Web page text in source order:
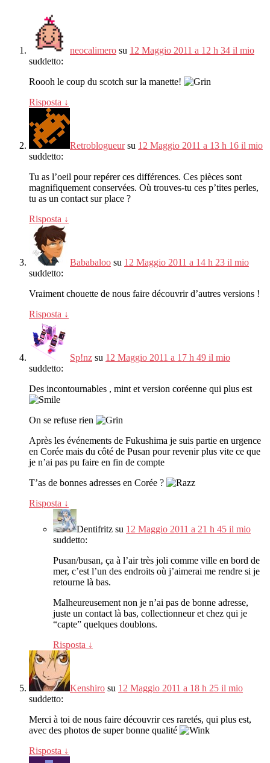
neocalimero su 12 Maggio 2011 a 12 h 34 il mio
suddetto:
Roooh le coup du scotch sur la manette!
Risposta ↓
Retroblogueursu 12 Maggio 2011 a 13 h 16 il mio
suddetto:
Tu as l’oeil pour repérer ces différences. Ces pièces sont
magnifiquement conservées. Où trouves-tu ces p’tites perles,
tu as un contact sur place ?
Risposta ↓
Bababaloo su 12 Maggio 2011 a 14 h 23 il mio
suddetto:
Vraiment chouette de nous faire découvrir d’autres versions !
Risposta ↓
Sp!nz su 12 Maggio 2011 a 17 h 49 il mio
suddetto:
Des incontournables , mint et version coréenne qui plus est
On se refuse rien
Après les événements de Fukushima je suis partie en urgence
en Corée mais du côté de Pusan pour revenir plus vite ce que
je n’ai pas pu faire en fin de compte
T’as de bonnes adresses en Corée ?
Risposta ↓
Dentifritz su 12 Maggio 2011 a 21 h 45 il mio
suddetto:
Pusan/busan, ça à l’air très joli comme ville en bord de
mer, c’est l’un des endroits où j’aimerai me rendre si je
retourne là bas.
Malheureusement non je n’ai pas de bonne adresse,
juste un contact là bas, collectionneur et chez qui je
“capte” quelques doublons.
Risposta ↓
Kenshiro su 12 Maggio 2011 a 18 h 25 il mio
suddetto:
Merci à toi de nous faire découvrir ces raretés, qui plus est,
avec des photos de super bonne qualité
Risposta ↓